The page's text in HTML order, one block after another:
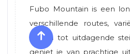
Fubo Mountain is een
verschillende routes,
paden tot uitdagende
geniet je van prachtige